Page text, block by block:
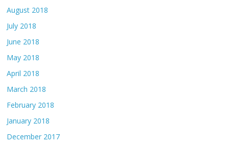
August 2018
July 2018
June 2018
May 2018
April 2018
March 2018
February 2018
January 2018
December 2017